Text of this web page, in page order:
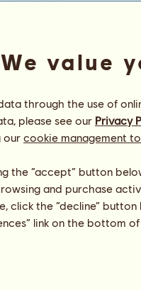
Energia
Moral
Capacidades
Velocidade
Adestramento
Salto
We value
through the use of
please see our Privacy
our cookie management
the “accept” button
and purchase
click the “decline”
link on the bottom